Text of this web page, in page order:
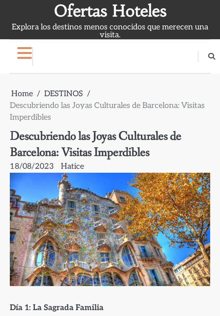
content
Ofertas Hoteles
Explora los destinos menos conocidos que merecen una
visita.
Home
DESTINOS
Descubriendo las Joyas Culturales de Barcelona: Visitas
Imperdibles
Descubriendo las Joyas Culturales de
Barcelona: Visitas Imperdibles
18/08/2023 Hatice
Día 1: La Sagrada Familia